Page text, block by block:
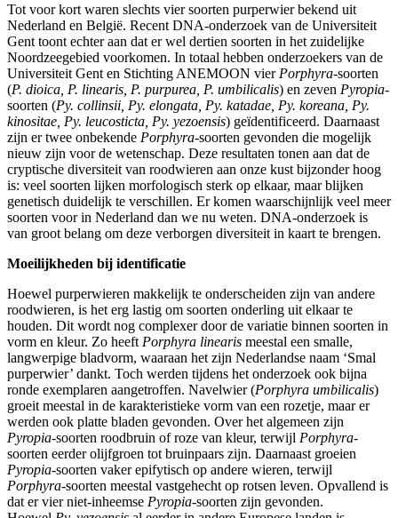
Tot voor kort waren slechts vier soorten purperwier bekend uit
Nederland en België. Recent DNA-onderzoek van de Universiteit
Gent toont echter aan dat er wel dertien soorten in het zuidelijke
Noordzeegebied voorkomen. In totaal hebben onderzoekers van de
Universiteit Gent en Stichting ANEMOON vier Porphyra-soorten
(P. dioica, P. linearis, P. purpurea, P. umbilicalis) en zeven Pyropia-
soorten (Py. collinsii, Py. elongata, Py. katadae, Py. koreana, Py.
kinositae, Py. leucosticta, Py. yezoensis) geïdentificeerd. Daarnaast
zijn er twee onbekende Porphyra-soorten gevonden die mogelijk
nieuw zijn voor de wetenschap. Deze resultaten tonen aan dat de
cryptische diversiteit van roodwieren aan onze kust bijzonder hoog
is: veel soorten lijken morfologisch sterk op elkaar, maar blijken
genetisch duidelijk te verschillen. Er komen waarschijnlijk veel meer
soorten voor in Nederland dan we nu weten. DNA-onderzoek is
van groot belang om deze verborgen diversiteit in kaart te brengen.
Moeilijkheden bij identificatie
Hoewel purperwieren makkelijk te onderscheiden zijn van andere
roodwieren, is het erg lastig om soorten onderling uit elkaar te
houden. Dit wordt nog complexer door de variatie binnen soorten in
vorm en kleur. Zo heeft Porphyra linearis meestal een smalle,
langwerpige bladvorm, waaraan het zijn Nederlandse naam ‘Smal
purperwier’ dankt. Toch werden tijdens het onderzoek ook bijna
ronde exemplaren aangetroffen. Navelwier (Porphyra umbilicalis)
groeit meestal in de karakteristieke vorm van een rozetje, maar er
werden ook platte bladen gevonden. Over het algemeen zijn
Pyropia-soorten roodbruin of roze van kleur, terwijl Porphyra-
soorten eerder olijfgroen tot bruinpaars zijn. Daarnaast groeien
Pyropia-soorten vaker epifytisch op andere wieren, terwijl
Porphyra-soorten meestal vastgehecht op rotsen leven. Opvallend is
dat er vier niet-inheemse Pyropia-soorten zijn gevonden.